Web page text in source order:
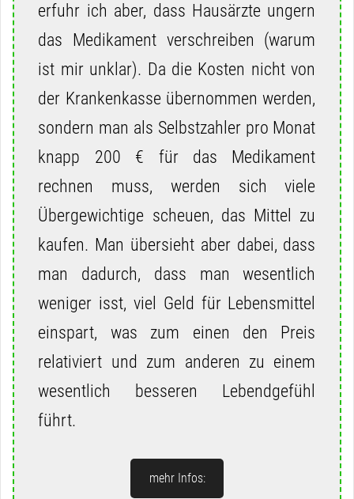
erfuhr ich aber, dass Hausärzte ungern
das Medikament verschreiben (warum
ist mir unklar). Da die Kosten nicht von
der Krankenkasse übernommen werden,
sondern man als Selbstzahler pro Monat
knapp 200 € für das Medikament
rechnen muss, werden sich viele
Übergewichtige scheuen, das Mittel zu
kaufen. Man übersieht aber dabei, dass
man dadurch, dass man wesentlich
weniger isst, viel Geld für Lebensmittel
einspart, was zum einen den Preis
relativiert und zum anderen zu einem
wesentlich besseren Lebendgefühl
führt.
mehr Infos: